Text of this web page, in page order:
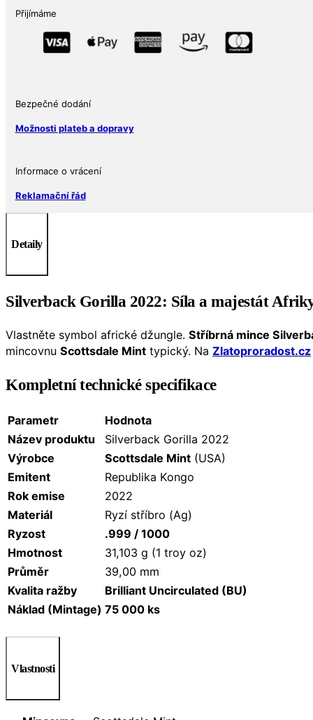
2022
množství
Přijímáme
Bezpečné dodání
Možnosti plateb a dopravy
Informace o vrácení
Reklamační řád
Detaily
Silverback Gorilla 2022: Síla a majestát
Vlastněte symbol africké džungle. Stříbrná mince
mincovnu Scottsdale Mint typický. Na Zlatoproradost.cz
Kompletní technické specifikace
Parametr
Hodnota
Název produktu
Silverback Gorilla 2022
Výrobce
Scottsdale Mint (USA)
Emitent
Republika Kongo
Rok emise
2022
Materiál
Ryzí stříbro (Ag)
Ryzost
.999 / 1000
Hmotnost
31,103 g (1 troy oz)
Průměr
39,00 mm
Kvalita ražby
Brilliant Uncirculated (BU)
Náklad (Mintage) 75 000 ks
Vlastnosti